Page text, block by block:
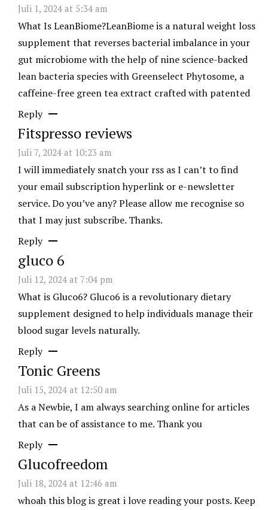
Juli 1, 2024 at 5:34 am
What Is LeanBiome?LeanBiome is a natural weight loss
supplement that reverses bacterial imbalance in your
gut microbiome with the help of nine science-backed
lean bacteria species with Greenselect Phytosome, a
caffeine-free green tea extract crafted with patented
Reply
Fitspresso reviews
Juli 7, 2024 at 10:23 am
I will immediately snatch your rss as I can’t to find
your email subscription hyperlink or e-newsletter
service. Do you’ve any? Please allow me recognise so
that I may just subscribe. Thanks.
Reply
gluco 6
Juli 12, 2024 at 7:04 pm
What is Gluco6? Gluco6 is a revolutionary dietary
supplement designed to help individuals manage their
blood sugar levels naturally.
Reply
Tonic Greens
Juli 15, 2024 at 12:50 am
As a Newbie, I am always searching online for articles
that can be of assistance to me. Thank you
Reply
Glucofreedom
Juli 18, 2024 at 12:46 am
whoah this blog is great i love reading your posts. Keep